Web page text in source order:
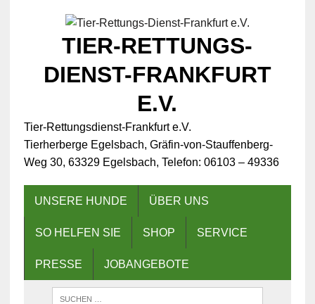
TIER-RETTUNGS-
DIENST-FRANKFURT
E.V.
Tier-Rettungsdienst-Frankfurt e.V.
Tierherberge Egelsbach, Gräfin-von-Stauffenberg-
Weg 30, 63329 Egelsbach, Telefon: 06103 – 49336
UNSERE HUNDE ÜBER UNS
SO HELFEN SIE SHOP SERVICE
PRESSE JOBANGEBOTE